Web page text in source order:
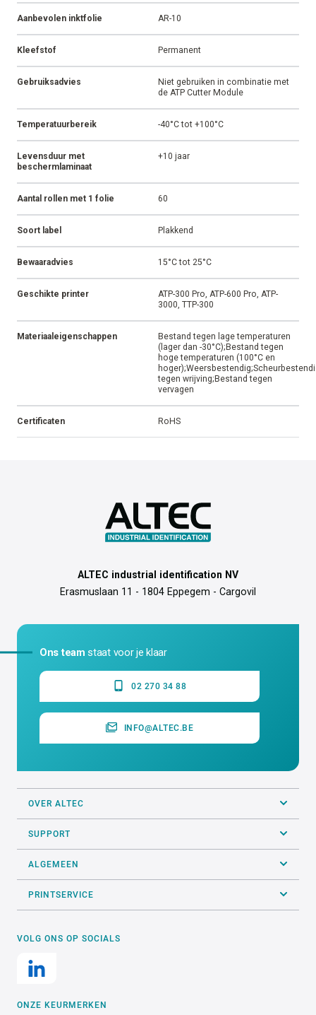
Aanbevolen inktfolie AR-10
Kleefstof Permanent
Gebruiksadvies
Niet gebruiken in combinatie met
de ATP Cutter Module
Temperatuurbereik -40°C tot +100°C
Levensduur met
beschermlaminaat
+10 jaar
Aantal rollen met 1 folie 60
Soort label Plakkend
Bewaaradvies 15°C tot 25°C
Geschikte printer
ATP-300 Pro, ATP-600 Pro, ATP-
3000, TTP-300
Materiaaleigenschappen
Bestand tegen lage temperaturen
(lager dan -30°C);Bestand tegen
hoge temperaturen (100°C en
tegen wrijving;Bestand tegen
vervagen
Certificaten RoHS
ALTEC industrial identification NV
Erasmuslaan 11 - 1804 Eppegem - Cargovil
Ons team staat voor je klaar
02 270 34 88
INFO@ALTEC.BE
OVER ALTEC
SUPPORT
ALGEMEEN
PRINTSERVICE
VOLG ONS OP SOCIALS
ONZE KEURMERKEN